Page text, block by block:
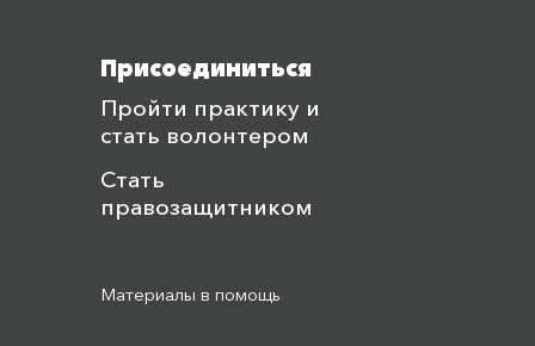
Присоединиться
Пройти практику и
стать волонтером
Стать
правозащитником
Материалы в помощь